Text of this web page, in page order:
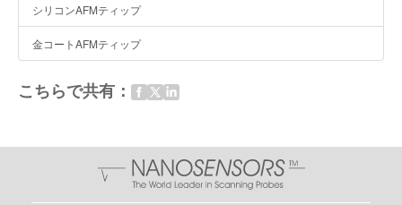
シリコンAFMティップ
金コートAFMティップ
こちらで共有：